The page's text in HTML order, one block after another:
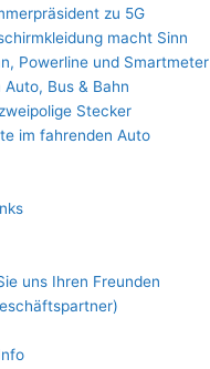
zu 5G
macht Sinn
Powerline und Smartmeter
Auto, Bus & Bahn
Stecker
im fahrenden Auto
uns Ihren Freunden